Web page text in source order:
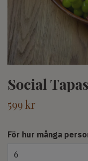
Social
599 kr
För hur många
6